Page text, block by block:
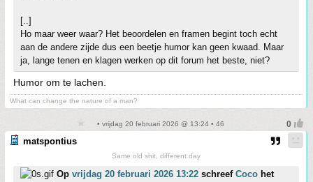
[..]
Ho maar weer waar? Het beoordelen en framen begint toch echt
aan de andere zijde dus een beetje humor kan geen kwaad. Maar
ja, lange tenen en klagen werken op dit forum het beste, niet?
Humor om te lachen.
What can change the nature of a man?
• vrijdag 20 februari 2026 @ 13:24 • 46
matspontius
Same old shit, different day
Op vrijdag 20 februari 2026 13:22 schreef Coco het